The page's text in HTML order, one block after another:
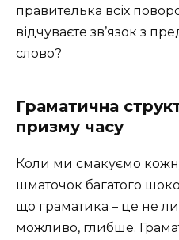
правителька всіх
відчуваєте зв’язок з
слово?
Граматична
призму часу
Коли ми смакуємо
шматочок багатого
що граматика – це не
можливо, глибше.